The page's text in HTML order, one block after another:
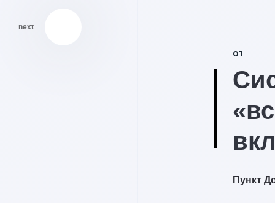
next
01
Пункт